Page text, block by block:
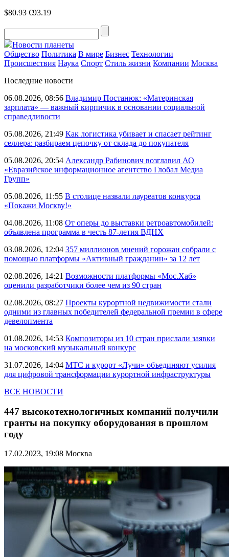
$80.93 €93.19
Новости планеты
Общество Политика В мире Бизнес Технологии
Происшествия Наука Спорт Стиль жизни Компании Москва
Последние новости
06.08.2026, 08:56 Владимир Постанюк: «Материнская
зарплата» — важный кирпичик в основании социальной
справедливости
05.08.2026, 21:49 Как логистика убивает и спасает рейтинг
селлера: разбираем цепочку от склада до покупателя
05.08.2026, 20:54 Александр Рабинович возглавил АО
«Евразийское информационное агентство Глобал Медиа
Групп»
05.08.2026, 11:55 В столице назвали лауреатов конкурса
«Покажи Москву!»
04.08.2026, 11:08 От оперы до выставки ретроавтомобилей:
объявлена программа в честь 87-летия ВДНХ
03.08.2026, 12:04 357 миллионов мнений горожан собрали с
помощью платформы «Активный гражданин» за 12 лет
02.08.2026, 14:21 Возможности платформы «Мос.Хаб»
оценили разработчики более чем из 90 стран
02.08.2026, 08:27 Проекты курортной недвижимости стали
одними из главных победителей федеральной премии в сфере
девелопмента
01.08.2026, 14:53 Композиторы из 10 стран прислали заявки
на московский музыкальный конкурс
31.07.2026, 14:04 МТС и курорт «Лучи» объединяют усилия
для цифровой трансформации курортной инфраструктуры
ВСЕ НОВОСТИ
447 высокотехнологичных компаний получили
гранты на покупку оборудования в прошлом
году
17.02.2023, 19:08 Москва